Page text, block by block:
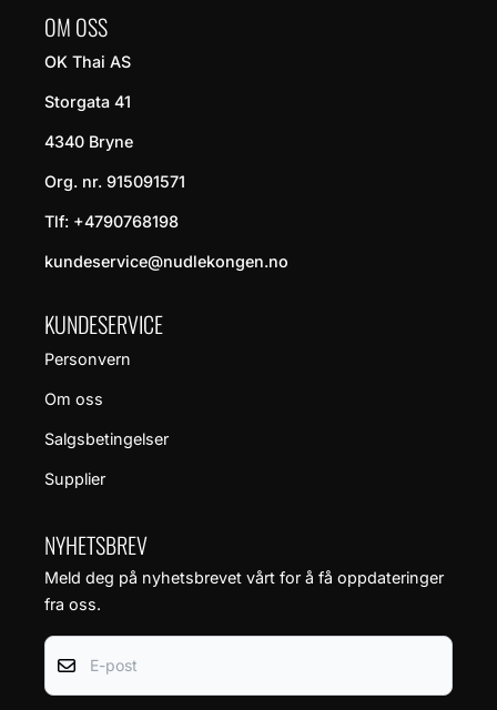
OM OSS
OK Thai AS
Storgata 41
4340 Bryne
Org. nr. 915091571
Tlf: +4790768198
kundeservice@nudlekongen.no
KUNDESERVICE
Personvern
Om oss
Salgsbetingelser
Supplier
NYHETSBREV
Meld deg på nyhetsbrevet vårt for å få oppdateringer
fra oss.
E-post